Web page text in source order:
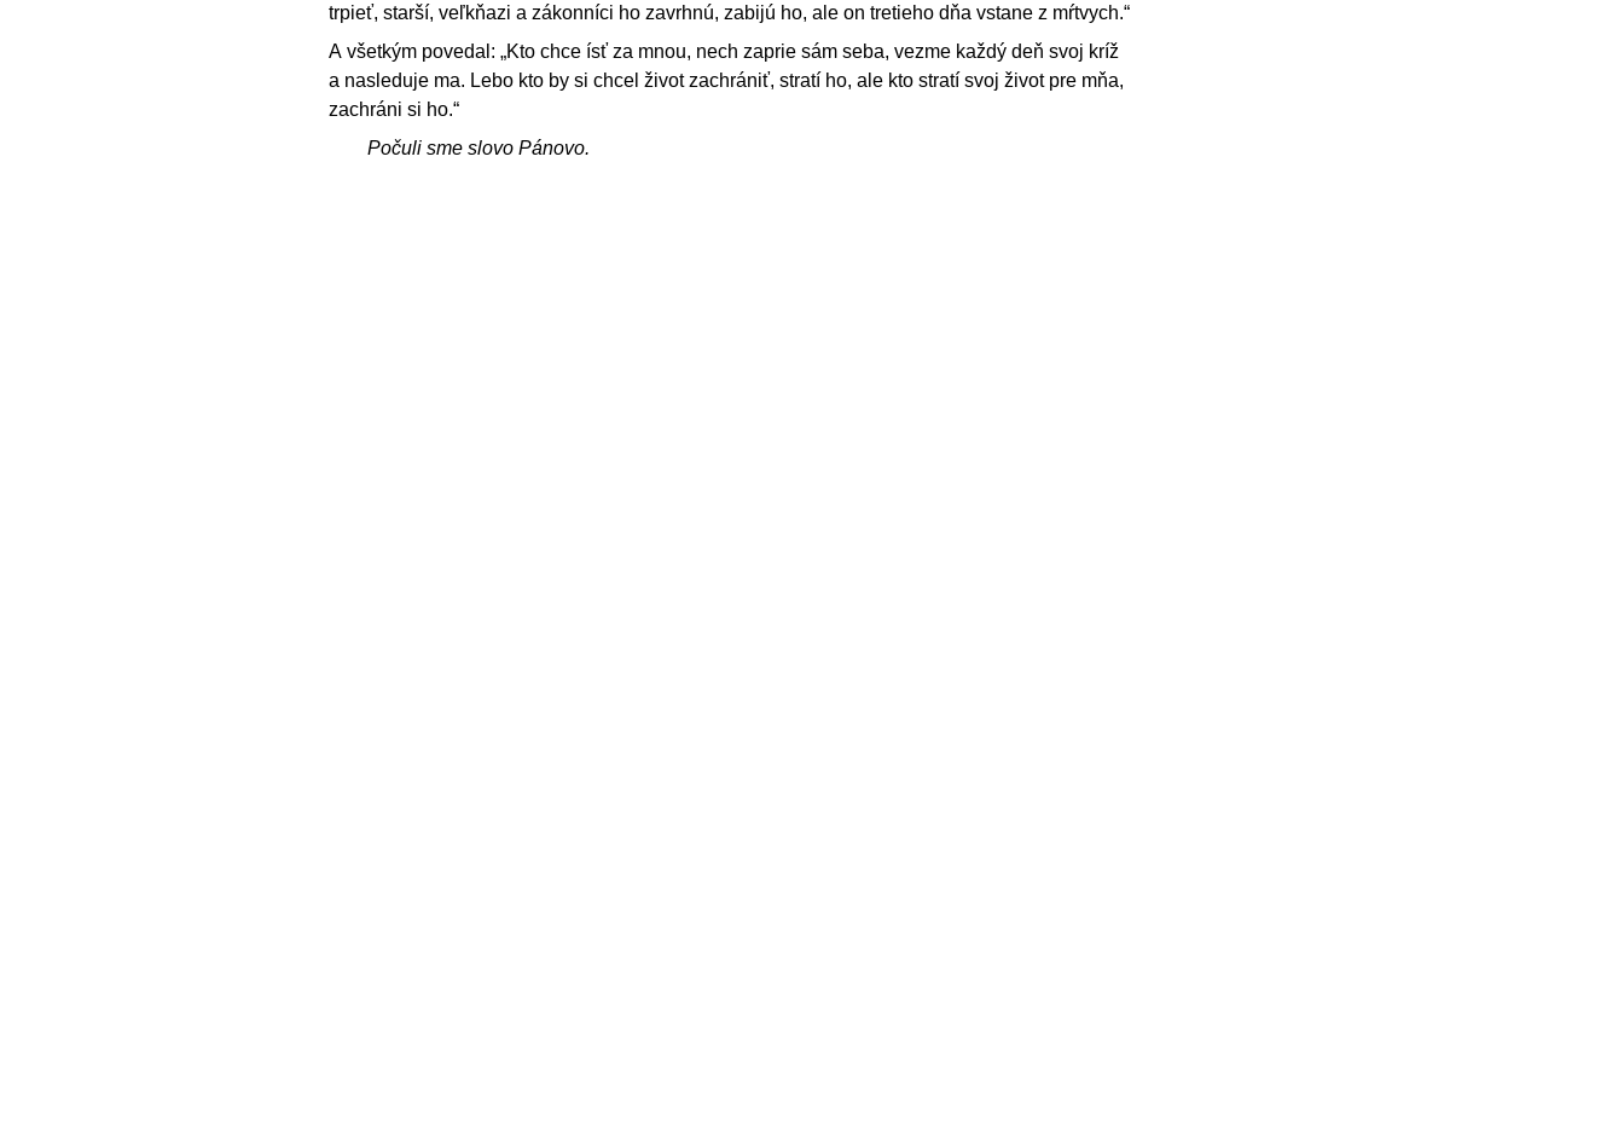
trpieť, starší, veľkňazi a zákonníci ho zavrhnú, zabijú ho, ale on tretieho dňa vstane z mŕtvych.“
A všetkým povedal: „Kto chce ísť za mnou, nech zaprie sám seba, vezme každý deň svoj kríž
a nasleduje ma. Lebo kto by si chcel život zachrániť, stratí ho, ale kto stratí svoj život pre mňa,
zachráni si ho.“
Počuli sme slovo Pánovo.